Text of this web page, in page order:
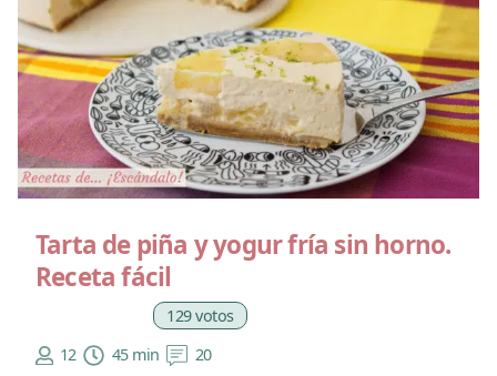
Tarta de piña y yogur fría sin horno.
Receta fácil
129 votos
12
45 min 20